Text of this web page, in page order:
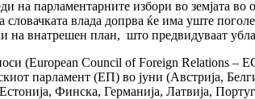
на парламентарните избори во земјата
влада допрва ќе има уште
внатрешен план, што предвидуваат
(European Council of Foreign Relations –
парламент (ЕП) во јуни (Австрија,
Финска, Германија, Латвија,